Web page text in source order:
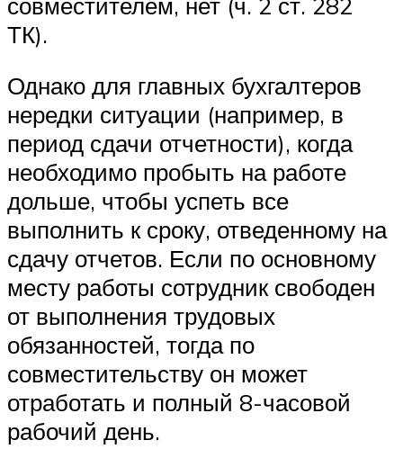
ТК).
Однако для главных бухгалтеров
нередки ситуации (например, в
период сдачи отчетности), когда
необходимо пробыть на работе
дольше, чтобы успеть все
выполнить к сроку, отведенному на
сдачу отчетов. Если по основному
месту работы сотрудник свободен
от выполнения трудовых
обязанностей, тогда по
совместительству он может
отработать и полный 8-часовой
рабочий день.